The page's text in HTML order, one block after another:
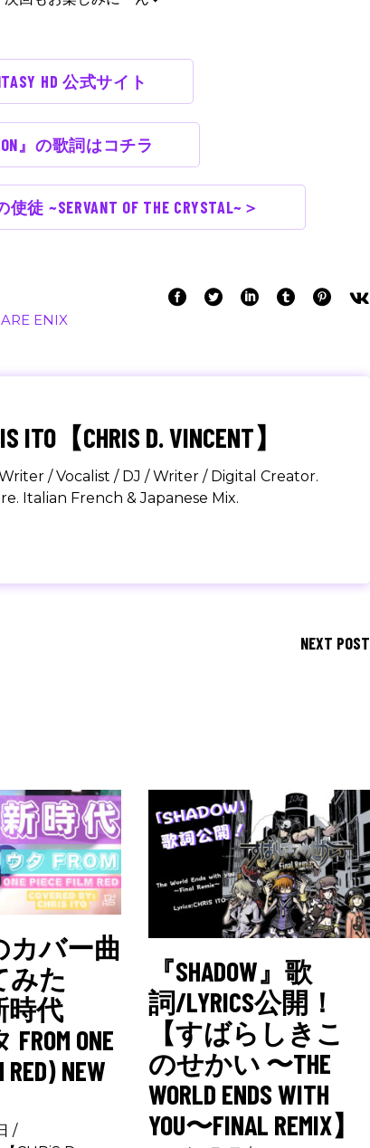
HD 公式サイト
』の歌詞はコチラ
徒 ~SERVANT OF THE CRYSTAL~＞
ENIX
ITO【CHRIS D. VINCENT】
/ Vocalist / DJ / Writer / Digital Creator.
Italian French & Japanese Mix.
NEXT POST
カバー曲
みた
時代
ONE
RED) NEW
『SHADOW』歌
詞/LYRICS公開！
【すばらしきこ
のせかい 〜THE
WORLD ENDS WITH
YOU〜FINAL REMIX】